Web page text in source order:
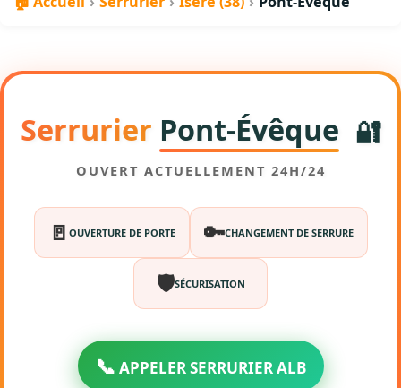
Serrurier Pont-Évêque 🔐
OUVERT ACTUELLEMENT 24H/24
🚪 OUVERTURE DE PORTE 🔑CHANGEMENT DE SERRURE
🛡️SÉCURISATION
📞 APPELER SERRURIER ALB